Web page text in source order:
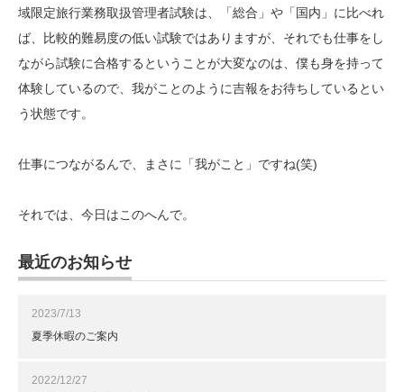
域限定旅行業務取扱管理者試験は、「総合」や「国内」に比べれ
ば、比較的難易度の低い試験ではありますが、それでも仕事をし
ながら試験に合格するということが大変なのは、僕も身を持って
体験しているので、我がことのように吉報をお待ちしているとい
う状態です。
仕事につながるんで、まさに「我がこと」ですね(笑)
それでは、今日はこのへんで。
最近のお知らせ
2023/7/13
夏季休暇のご案内
2022/12/27